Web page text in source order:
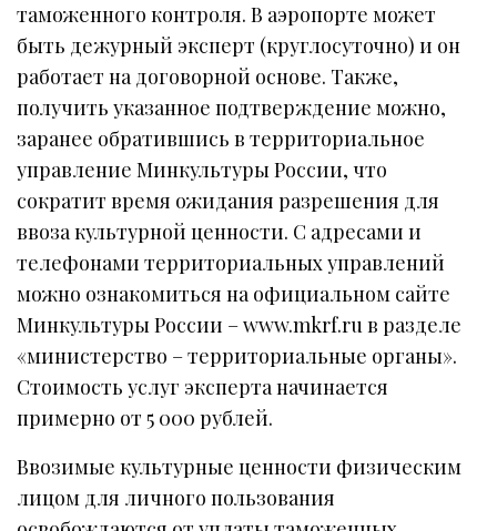
таможенного контроля. В аэропорте может
быть дежурный эксперт (круглосуточно) и он
работает на договорной основе. Также,
получить указанное подтверждение можно,
заранее обратившись в территориальное
управление Минкультуры России, что
сократит время ожидания разрешения для
ввоза культурной ценности. С адресами и
телефонами территориальных управлений
можно ознакомиться на официальном сайте
Минкультуры России – www.mkrf.ru в разделе
«министерство – территориальные органы».
Стоимость услуг эксперта начинается
примерно от 5 000 рублей.
Ввозимые культурные ценности физическим
лицом для личного пользования